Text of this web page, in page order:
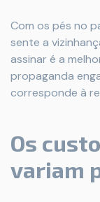
Com os pés no
sente a
assinar é a
propaganda
corresponde à
Os
variam